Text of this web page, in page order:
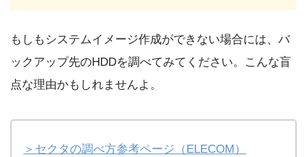
もしもシステムイメージ作成ができない場合には、バ
ックアップ先のHDDを調べてみてください。こんな盲
点な理由かもしれませんよ。
＞セクタの調べ方参考ページ（ELECOM）